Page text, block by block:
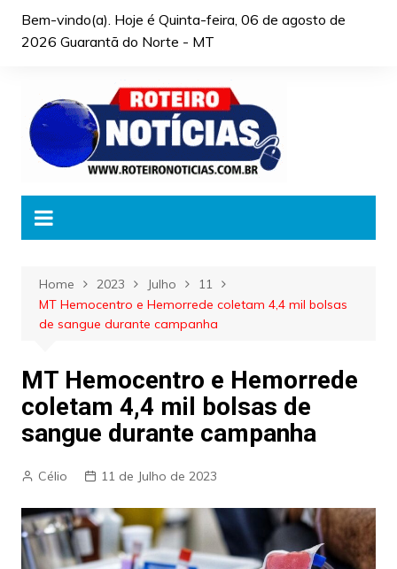
Bem-vindo(a). Hoje é Quinta-feira, 06 de agosto de
2026 Guarantã do Norte - MT
Home 2023 Julho
11
MT Hemocentro e Hemorrede coletam 4,4 mil bolsas
de sangue durante campanha
MT Hemocentro e Hemorrede
coletam 4,4 mil bolsas de
sangue durante campanha
Célio 11 de Julho de 2023